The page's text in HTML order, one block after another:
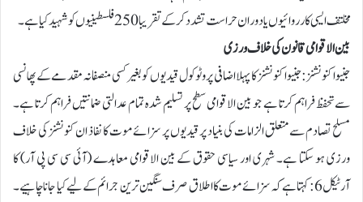
مخلتف ایسی کارروائیوں یا دوران حراست تشدد کرکے تقریبا 250 فلسطینیوں کو شہید کیا ہے۔
بین الاقوامی قانون کی خلاف ورزی
جنیوا کنونشنز: جنیوا کنونشنز کا پہلا اضافی پروٹوکول قیدیوں کو بغیر کسی منصفانہ مقدمے کے پھانسی
سے تحفظ فراہم کرتا ہے جو بین الاقوامی سطح پر تسلیم شدہ تمام عدالتی ضمانتیں فراہم کرتا ہے۔
مسلح تصادم سے متعلق الزامات کی بنیاد پر قیدیوں پر سزائے موت کا نفاذ ان کنونشنز کی خلاف
ورزی ہو سکتا ہے۔ شہری اور سیاسی حقوق کے بین الاقوامی معاہدے (آئی سی سی پی آر) کا
آرٹیکل 6: کہتا ہے کہ سزائے موت کا اطلاق صرف سنگین ترین جرائم کے لیے کیا جانا چاہیے۔